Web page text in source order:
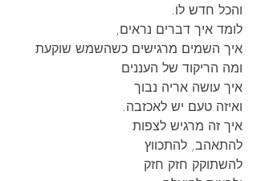
והכל חדש לו.
לומד איך דברים נראים,
איך השמים מרגישים כשהשמש שוקעת
ומה הריקוד של העננים
איך עושה אריה נבוך
ואיזה טעם יש לאכזבה.
איך זה מרגיש לצפות
להתאהב, להתכווץ
להשתוקק חזק חזק